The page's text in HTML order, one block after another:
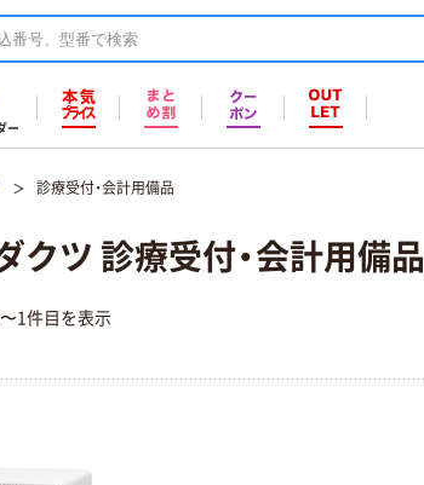
ー
診療受付・会計用備品
クツ 診療受付・会計用備品
1件目を表示